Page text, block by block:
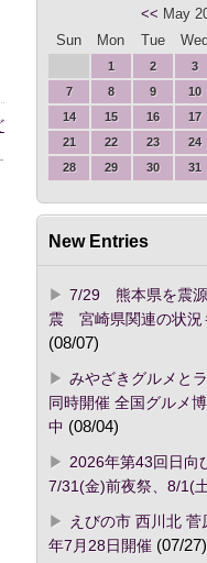
<< May
Sun
Mon Tue Wed
1 2 3
7
8 9 10
14
15 16 17
21
22 23 24
28
29 30 31
New Entries
7/29 熊本県を震
震 宮崎県関連の状況
(08/07)
みやざきグルメと
同時開催 全国グルメ
中 (08/04)
2026年第43回日
7/31(金)前夜祭、8/1(
えびの市 西川北
年7月28日開催(07/27)